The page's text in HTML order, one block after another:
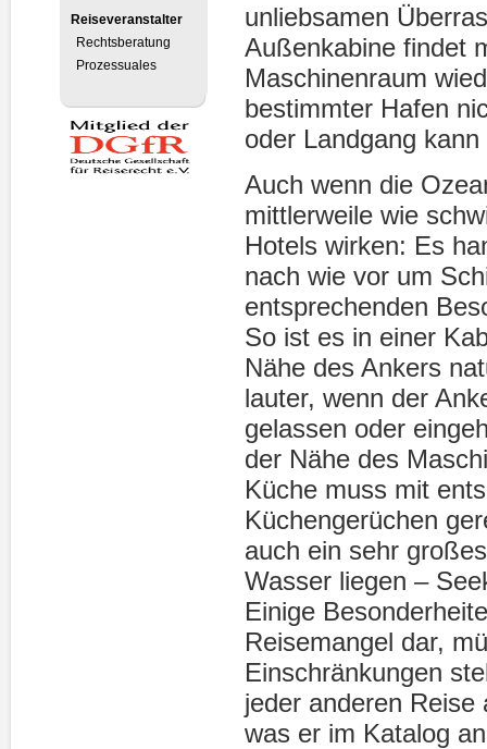
unliebsamen
Außenkabine findet
Maschinenraum
bestimmter Hafen
oder Landgang
Auch wenn die
mittlerweile wie
Hotels wirken: Es
nach wie vor um
entsprechenden
So ist es in einer
Nähe des Ankers
lauter, wenn der
gelassen oder
der Nähe des
Küche muss mit
Küchengerüchen
auch ein sehr
Wasser liegen –
Einige
Reisemangel dar,
Einschränkungen
jeder anderen
was er im Katalog
Reiseveranstalter
Rechtsberatung
Prozessuales